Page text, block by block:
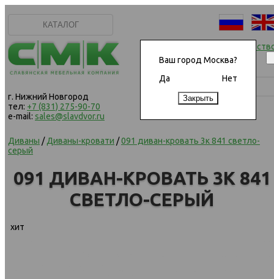
Ваш город Москва?
Да
Нет
КАТАЛОГ
г. Нижний Новгород
тел: +7 (831) 275-90-70
e-mail: sales@slavdvor.ru
Начать
Диваны /Диваны-кровати /091 диван-кровать 3к 841 светло-
серый
091 ДИВАН-КРОВАТЬ 3К 841
СВЕТЛО-СЕРЫЙ
хит